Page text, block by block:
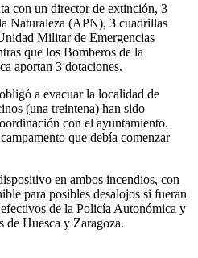
con un director de extinción, 3
Naturaleza (APN), 3 cuadrillas
Militar de Emergencias
que los Bomberos de la
aportan 3 dotaciones.
a evacuar la localidad de
(una treintena) han sido
con el ayuntamiento.
que debía comenzar
en ambos incendios, con
para posibles desalojos si fueran
de la Policía Autonómica y
de Huesca y Zaragoza.